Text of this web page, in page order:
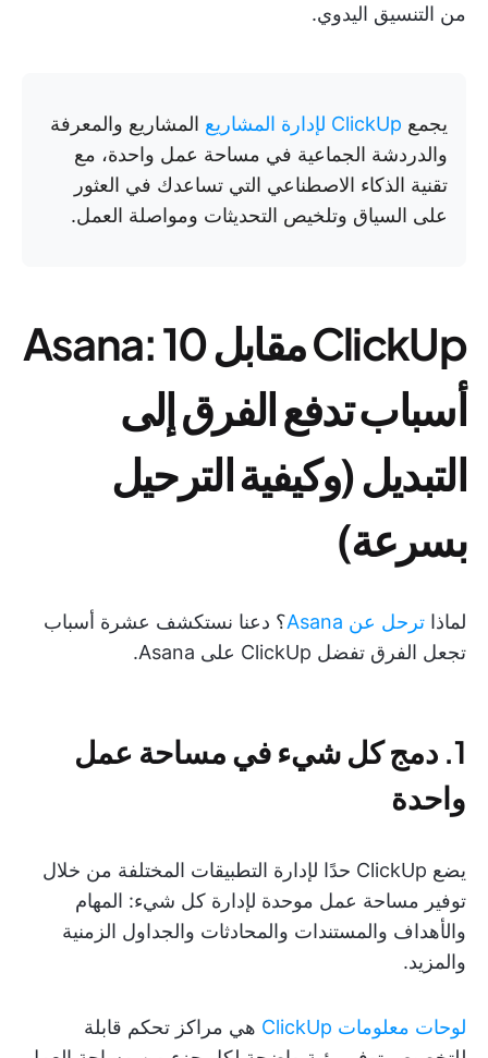
من التنسيق اليدوي.
يجمع ClickUp لإدارة المشاريع
المشاريع والمعرفة
والدردشة الجماعية في مساحة عمل واحدة، مع
تقنية الذكاء الاصطناعي التي تساعدك في العثور
على السياق وتلخيص التحديثات ومواصلة العمل.
ClickUp مقابل Asana: 10
أسباب تدفع الفرق إلى
التبديل (وكيفية الترحيل
بسرعة)
لماذا ترحل عن Asana
؟ دعنا نستكشف عشرة أسباب
تجعل الفرق تفضل ClickUp على Asana.
1. دمج كل شيء في مساحة عمل
واحدة
يضع ClickUp حدًا لإدارة التطبيقات المختلفة من خلال
توفير مساحة عمل موحدة لإدارة كل شيء: المهام
والأهداف والمستندات والمحادثات والجداول الزمنية
والمزيد.
لوحات معلومات ClickUp
هي مراكز تحكم قابلة